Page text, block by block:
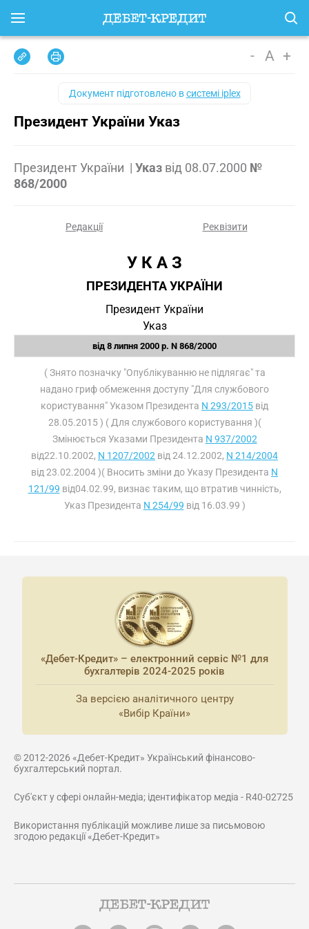
- A +
Документ підготовлено всистемі iplex
Президент України Указ
Президент України | Указ від 08.07.2000 №
868/2000
Редакції Реквізити
У К А З
ПРЕЗИДЕНТА УКРАЇНИ
Президент України
Указ
від 8 липня 2000 р. N 868/2000
( Знято позначку "Опублікуванню не підлягає" та
надано гриф обмеження доступу "Для службового
користування" Указом Президента N 293/2015 від
28.05.2015 ) ( Для службового користування )(
Змінюється Указами Президента N 937/2002
від22.10.2002, N 1207/2002 від 24.12.2002, N 214/2004
від 23.02.2004 )( Вносить зміни до Указу Президента N
121/99 від04.02.99, визнає таким, що втратив чинність,
Указ Президента N 254/99 від 16.03.99 )
«Дебет-Кредит» – електронний сервіс №1 для
бухгалтерів 2024-2025 років
За версією аналітичного центру
«Вибір Країни»
© 2012-2026 «Дебет-Кредит» Український фінансово-
бухгалтерський портал.
Суб'єкт у сфері онлайн-медіа; ідентифікатор медіа - R40-02725
Використання публікацій можливе лише за письмовою
згодою редакції «Дебет-Кредит»